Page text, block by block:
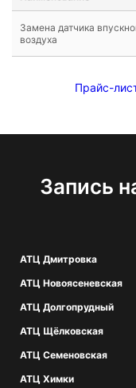
Замена датчика
воздуха
Прайс-
Запись
АТЦ Дмитровка
АТЦ Новоясеневская
АТЦ Долгопрудный
АТЦ Щёлковская
АТЦ Семеновская
АТЦ Химки